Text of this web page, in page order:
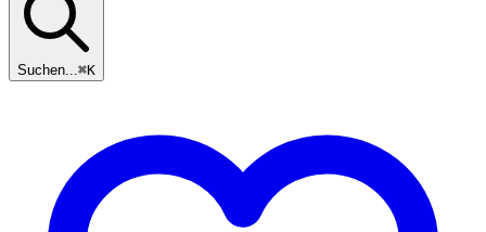
Suchen...⌘K